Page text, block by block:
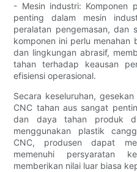
- Mesin industri: Komponen
penting dalam mesin
peralatan pengemasan, dan
komponen ini perlu
dan lingkungan abrasif,
tahan terhadap keausan
efisiensi operasional.
Secara keseluruhan,
CNC tahan aus sangat
dan daya tahan produk
menggunakan plastik
CNC, produsen dapat
memenuhi persyaratan
memberikan nilai luar biasa